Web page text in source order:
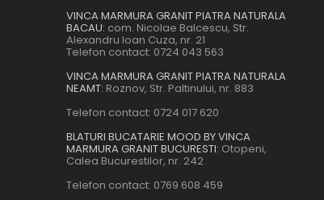
VINCA MARMURA GRANIT PIATRA NATURALA
BACAU: com. Nicolae Balcescu, Str.
Alexandru Ioan Cuza, nr. 21
Telefon contact: 0724 043 563
VINCA MARMURA GRANIT PIATRA NATURALA
NEAMT: Roznov, Str. Paltinului, nr. 883
Telefon contact: 0724 017 620
BLATURI BUCATARIE MOOD BY VINCA
MARMURA GRANIT BUCURESTI: Otopeni,
Calea Bucurestilor, nr. 242
Telefon contact: 0769 608 459